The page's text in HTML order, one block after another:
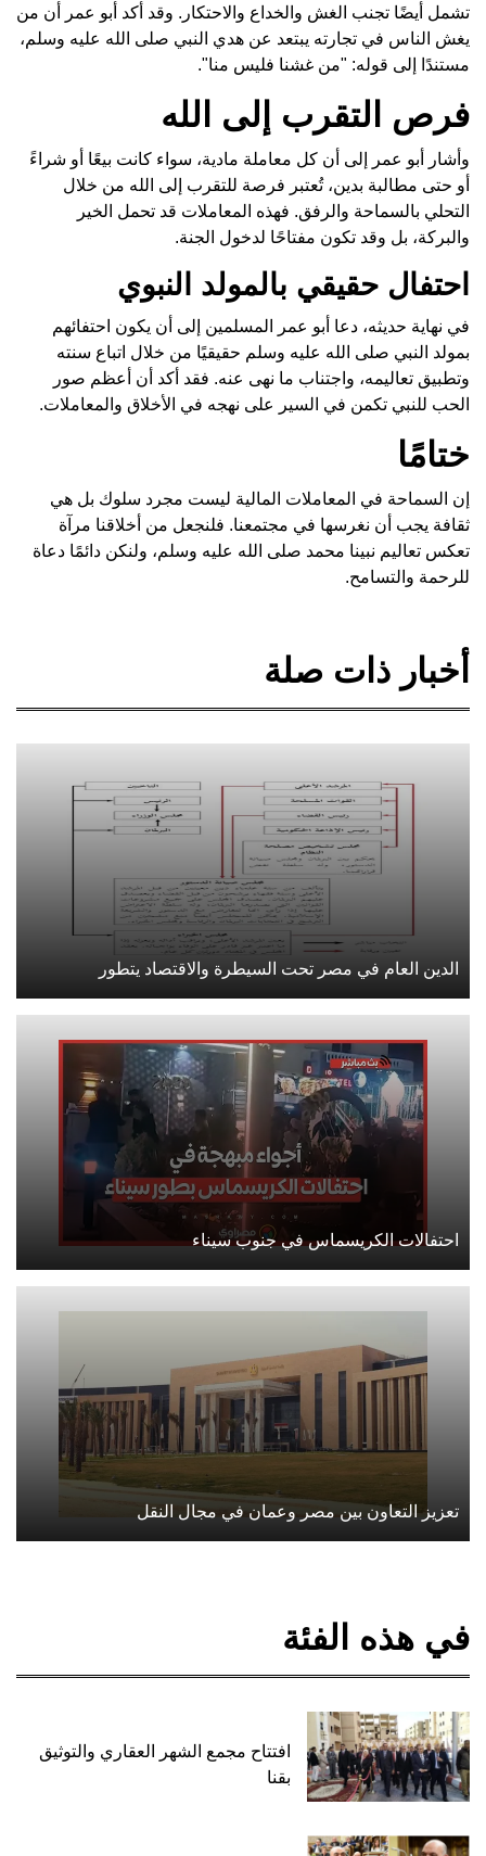
تشمل أيضًا تجنب الغش والخداع والاحتكار. وقد أكد أبو عمر أن من
يغش الناس في تجارته يبتعد عن هدي النبي صلى الله عليه وسلم،
مستندًا إلى قوله: "من غشنا فليس منا".
فرص التقرب إلى الله
وأشار أبو عمر إلى أن كل معاملة مادية، سواء كانت بيعًا أو شراءً
أو حتى مطالبة بدين، تُعتبر فرصة للتقرب إلى الله من خلال
التحلي بالسماحة والرفق. فهذه المعاملات قد تحمل الخير
والبركة، بل وقد تكون مفتاحًا لدخول الجنة.
احتفال حقيقي بالمولد النبوي
في نهاية حديثه، دعا أبو عمر المسلمين إلى أن يكون احتفائهم
بمولد النبي صلى الله عليه وسلم حقيقيًا من خلال اتباع سنته
وتطبيق تعاليمه، واجتناب ما نهى عنه. فقد أكد أن أعظم صور
الحب للنبي تكمن في السير على نهجه في الأخلاق والمعاملات.
ختامًا
إن السماحة في المعاملات المالية ليست مجرد سلوك بل هي
ثقافة يجب أن نغرسها في مجتمعنا. فلنجعل من أخلاقنا مرآة
تعكس تعاليم نبينا محمد صلى الله عليه وسلم، ولنكن دائمًا دعاة
للرحمة والتسامح.
أخبار ذات صلة
الدين العام في مصر تحت السيطرة والاقتصاد يتطور
احتفالات الكريسماس في جنوب سيناء
تعزيز التعاون بين مصر وعمان في مجال النقل
في هذه الفئة
افتتاح مجمع الشهر العقاري والتوثيق
بقنا